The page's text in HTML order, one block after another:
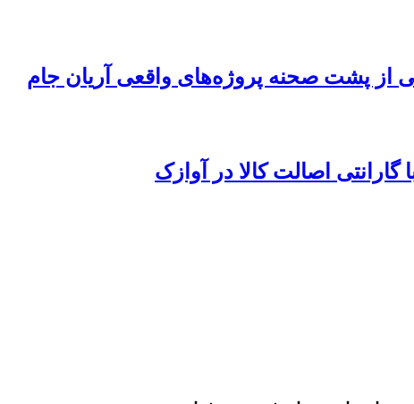
از پشت صحنه پروژه‌های واقعی آریان جام
اصالت کالا در آوازک